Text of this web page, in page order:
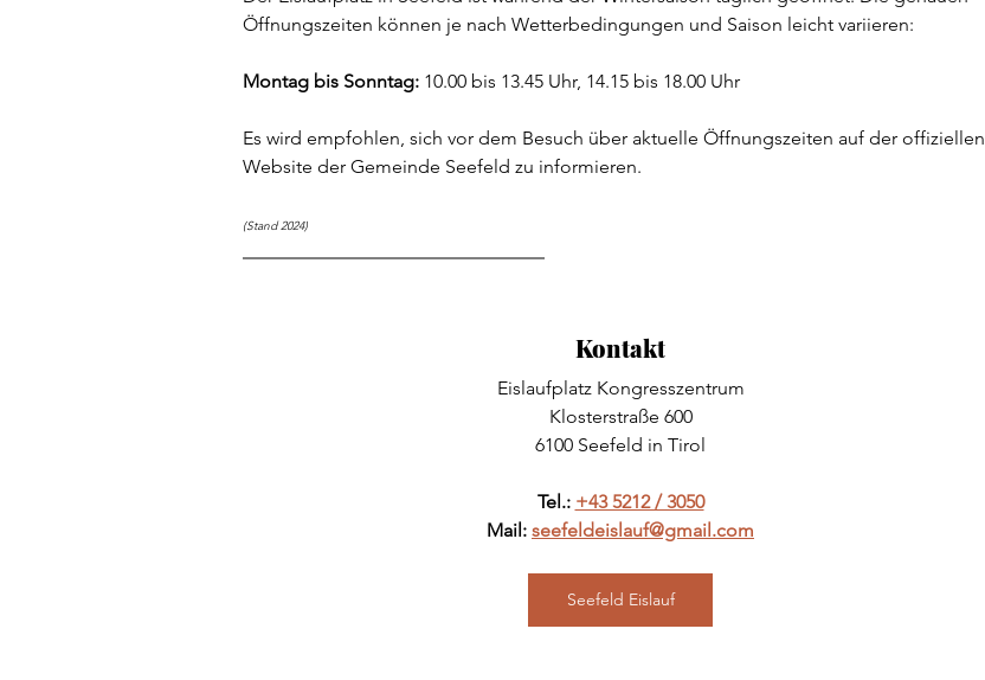
Öffnungszeiten können je nach Wetterbedingungen und Saison leicht variieren:
Montag bis Sonntag: 10.00 bis 13.45 Uhr, 14.15 bis 18.00 Uhr
Es wird empfohlen, sich vor dem Besuch über aktuelle Öffnungszeiten auf der offiziellen
Website der Gemeinde Seefeld zu informieren.
(Stand 2024)
Kontakt
Eislaufplatz Kongresszentrum
Klosterstraße 600
6100 Seefeld in Tirol
Tel.: +43 5212 / 3050
Mail: seefeldeislauf@gmail.com
Seefeld Eislauf